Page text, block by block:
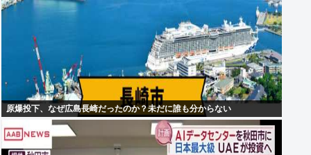
原爆投下、なぜ広島長崎だったのか？未だに誰も分からない